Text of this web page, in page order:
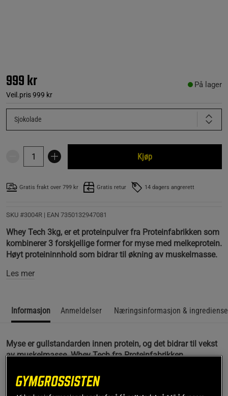
999 kr
Veil.pris999 kr
På lager
Sjokolade
Kjøp
Gratis frakt over 799 kr Gratis retur 14 dagers angrerett
SKU #3004R | EAN 7350132947081
Whey Tech 3kg, er et proteinpulver fra Proteinfabrikken som
kombinerer 3 forskjellige former for myse med melkeprotein.
Høyt proteininnhold som bidrar til økning av muskelmasse.
Les mer
Informasjon Anmeldelser Næringsinformasjon &
Myse er gullstandarden innen protein, og det bidrar til vekst
av muskelmasse. Whey Tech fra Proteinfabrikken
med helmelkprotein i samme produkt. Et perfekt protein
etter trening eller i løpet av dagen for økt proteininntak.